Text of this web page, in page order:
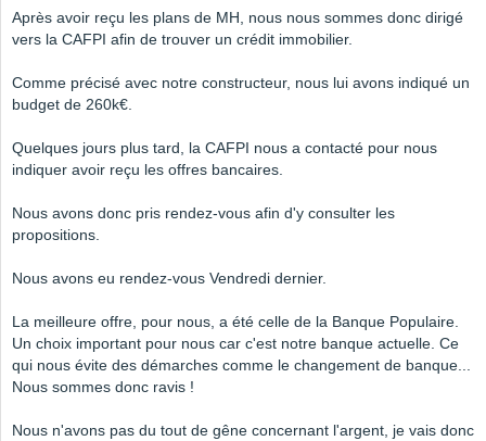
Après avoir reçu les plans de MH, nous nous sommes donc dirigé
vers la CAFPI afin de trouver un crédit immobilier.
Comme précisé avec notre constructeur, nous lui avons indiqué un
budget de 260k€.
Quelques jours plus tard, la CAFPI nous a contacté pour nous
indiquer avoir reçu les offres bancaires.
Nous avons donc pris rendez-vous afin d'y consulter les
propositions.
Nous avons eu rendez-vous Vendredi dernier.
La meilleure offre, pour nous, a été celle de la Banque Populaire.
Un choix important pour nous car c'est notre banque actuelle. Ce
qui nous évite des démarches comme le changement de banque...
Nous sommes donc ravis !
Nous n'avons pas du tout de gêne concernant l'argent, je vais donc